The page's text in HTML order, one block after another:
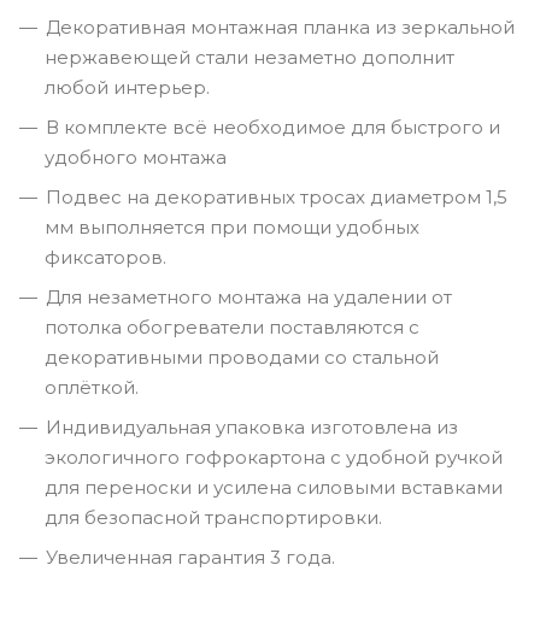
Декоративная монтажная планка из зеркальной
нержавеющей стали незаметно дополнит
любой интерьер.
В комплекте всё необходимое для быстрого и
удобного монтажа
Подвес на декоративных тросах диаметром 1,5
мм выполняется при помощи удобных
фиксаторов.
Для незаметного монтажа на удалении от
потолка обогреватели поставляются с
декоративными проводами со стальной
оплёткой.
Индивидуальная упаковка изготовлена из
экологичного гофрокартона с удобной ручкой
для переноски и усилена силовыми вставками
для безопасной транспортировки.
Увеличенная гарантия 3 года.